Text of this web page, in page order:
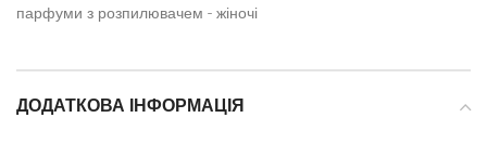
парфуми з розпилювачем - жіночі
ДОДАТКОВА ІНФОРМАЦІЯ